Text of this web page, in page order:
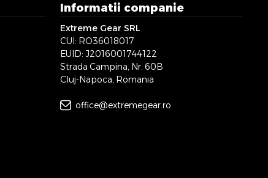
Informatii companie
Extreme Gear SRL
CUI: RO36018017
EUID: J2016001744122
Strada Campina, Nr. 60B
Cluj-Napoca, Romania
office@extremegear.ro